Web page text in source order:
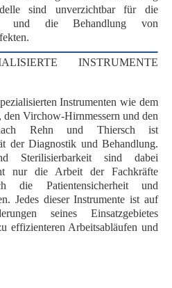
sind unverzichtbar für die
die Behandlung von
INSTRUMENTE
Instrumenten wie dem
den Virchow-Hirnmessern und den
nach Rehn und Thiersch ist
der Diagnostik und Behandlung.
Sterilisierbarkeit sind dabei
nur die Arbeit der Fachkräfte
die Patientensicherheitund
Jedes dieser Instrumente ist auf
seines Einsatzgebietes
effizienteren Arbeitsabläufen und